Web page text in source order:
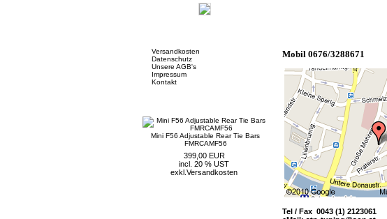
Versandkosten
Datenschutz
Unsere AGB's
Impressum
Kontakt
Mini F56 Adjustable Rear Tie Bars
FMRCAMF56
399,00 EUR
incl. 20 % UST
exkl. Versandkosten
Mobil 0676/3288671
Tel / Fax 0043 (1) 2123061